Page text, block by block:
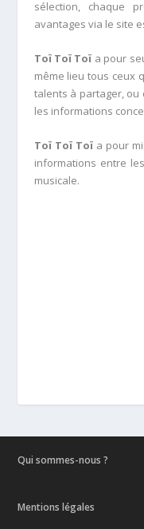
sélection, chaque
avantages via le site
Toï Toï Toï a pour
même lieu tous ceux
talents à partager, ou
les informations
Toï Toï Toïa pour
informations entre
musicale.
Qui sommes-nous ?
Mentions légales